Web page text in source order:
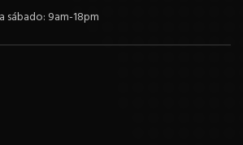
sábado: 9am-18pm